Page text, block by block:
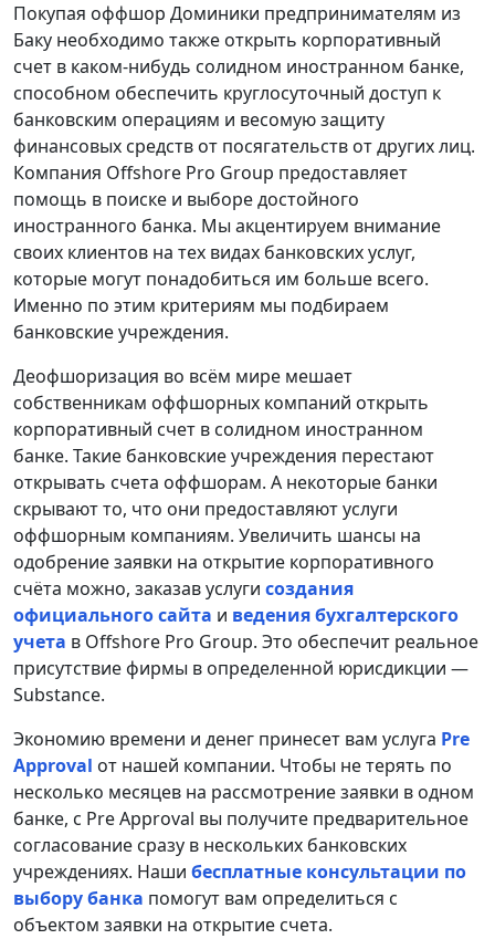
Покупая оффшор Доминики предпринимателям из
Баку необходимо также открыть корпоративный
счет в каком-нибудь солидном иностранном банке,
способном обеспечить круглосуточный доступ к
банковским операциям и весомую защиту
финансовых средств от посягательств от других лиц.
Компания Offshore Pro Group предоставляет
помощь в поиске и выборе достойного
иностранного банка. Мы акцентируем внимание
своих клиентов на тех видах банковских услуг,
которые могут понадобиться им больше всего.
Именно по этим критериям мы подбираем
банковские учреждения.
Деофшоризация во всём мире мешает
собственникам оффшорных компаний открыть
корпоративный счет в солидном иностранном
банке. Такие банковские учреждения перестают
открывать счета оффшорам. А некоторые банки
скрывают то, что они предоставляют услуги
оффшорным компаниям. Увеличить шансы на
одобрение заявки на открытие корпоративного
счёта можно, заказав услуги создания
официального сайта и ведения бухгалтерского
учета в Offshore Pro Group. Это обеспечит реальное
присутствие фирмы в определенной юрисдикции —
Substance.
Экономию времени и денег принесет вам услуга Pre
Approval от нашей компании. Чтобы не терять по
несколько месяцев на рассмотрение заявки в одном
банке, с Pre Approval вы получите предварительное
согласование сразу в нескольких банковских
учреждениях. Наши бесплатные консультации по
выбору банка помогут вам определиться с
объектом заявки на открытие счета.